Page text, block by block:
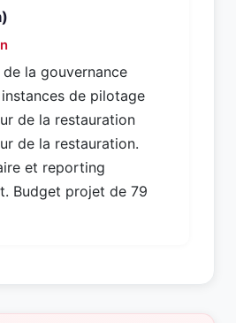
la gouvernance
de pilotage
de la restauration
de la restauration.
et reporting
Budget projet de 79